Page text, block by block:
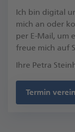
Ich bin digital
mich an oder
per E-Mail, um
freue mich auf
Ihre Petra
Termin